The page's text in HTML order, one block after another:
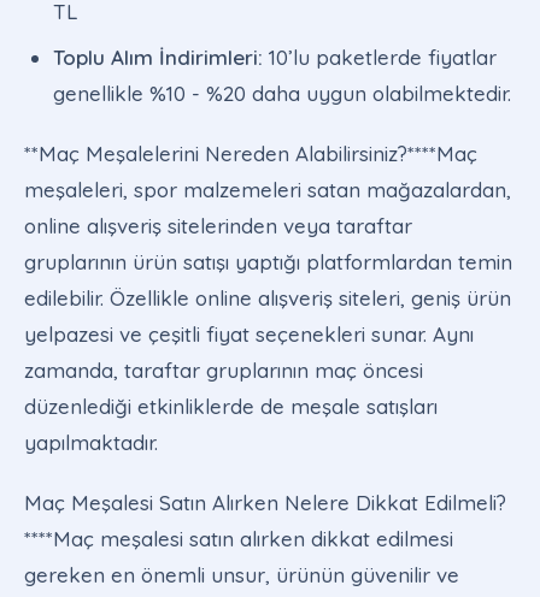
TL
Toplu Alım İndirimleri: 10’lu paketlerde fiyatlar
genellikle %10 - %20 daha uygun olabilmektedir.
**Maç Meşalelerini Nereden Alabilirsiniz?****Maç
meşaleleri, spor malzemeleri satan mağazalardan,
online alışveriş sitelerinden veya taraftar
gruplarının ürün satışı yaptığı platformlardan temin
edilebilir. Özellikle online alışveriş siteleri, geniş ürün
yelpazesi ve çeşitli fiyat seçenekleri sunar. Aynı
zamanda, taraftar gruplarının maç öncesi
düzenlediği etkinliklerde de meşale satışları
yapılmaktadır.
Maç Meşalesi Satın Alırken Nelere Dikkat Edilmeli?
****Maç meşalesi satın alırken dikkat edilmesi
gereken en önemli unsur, ürünün güvenilir ve